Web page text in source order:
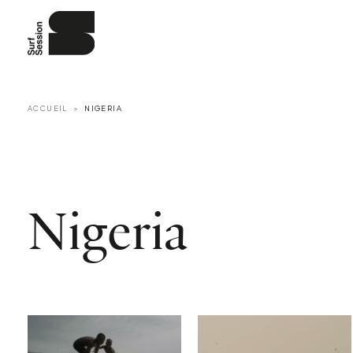
ACCUEIL NIGERIA
Nigeria